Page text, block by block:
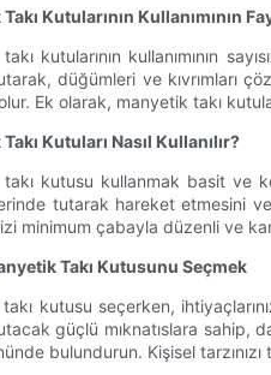
Kutularının Kullanımının
kutularının kullanımının
düğümleri ve kıvrımları
olur. Ek olarak, manyetik takı
Kutuları Nasıl Kullanılır?
kutusu kullanmak basit ve
tutarak hareket etmesini
minimum çabayla düzenli ve
Takı Kutusunu Seçmek
kutusu seçerken,
güçlü mıknatıslara sahip,
bulundurun. Kişisel